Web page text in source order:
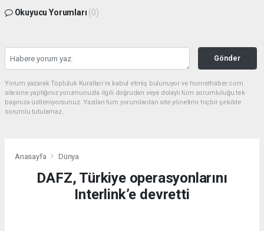
Okuyucu Yorumları (0)
Gönder
Yorum yazarak Topluluk Kuralları’nı kabul etmiş bulunuyor ve hurnethaber.com
sitesine yaptığınız yorumunuzla ilgili doğrudan veya dolaylı tüm sorumluluğu tek
başınıza üstleniyorsunuz. Yazılan tüm yorumlardan site yönetimi hiçbir şekilde
sorumlu tutulamaz.
Anasayfa Dünya
DAFZ, Türkiye operasyonlarını
Interlink’e devretti